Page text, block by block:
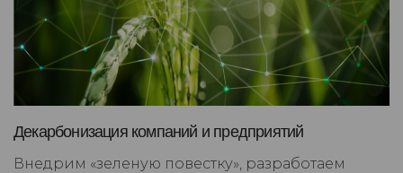
Декарбонизация компаний и предприятий
Внедрим «зеленую повестку», разработаем